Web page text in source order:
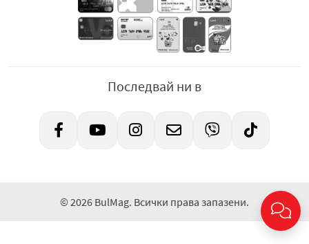
Последвай ни в
© 2026 BulMag. Всички права запазени.